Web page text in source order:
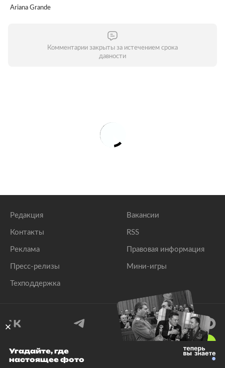
Ariana Grande
Комментарии закрыты за истечением срока
давности
Редакция
Контакты
Реклама
Пресс-релизы
Техподдержка
Вакансии
RSS
Правовая информация
Мини-игры
© 1999–2026 Все права защищены.
Угадайте, где
настоящее фото